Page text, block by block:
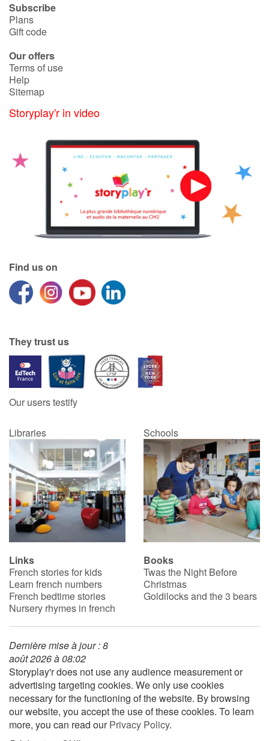
Subscribe
Plans
Gift code
Our offers
Terms of use
Help
Sitemap
Storyplay'r in video
Find us on
They trust us
Our users testify
Libraries Schools
Links
French stories for kids
Learn french numbers
French bedtime stories
Nursery rhymes in french
Books
Twas the Night Before
Christmas
Goldilocks and the 3 bears
Dernière mise à jour : 8
août 2026 à 08:02
Storyplay'r does not use any audience measurement or
advertising targeting cookies. We only use cookies
necessary for the functioning of the website. By browsing
our website, you accept the use of these cookies. To learn
more, you can read ourPrivacy Policy.